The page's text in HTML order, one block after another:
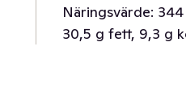
Näringsvärde:
30,5 g fett, 9,3 g